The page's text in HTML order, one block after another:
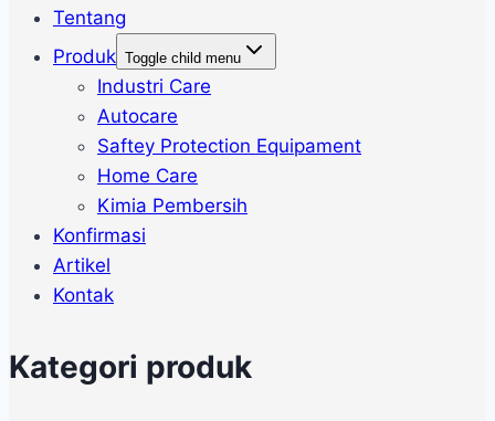
Tentang
Produk Toggle child menu
Industri Care
Autocare
Saftey Protection Equipament
Home Care
Kimia Pembersih
Konfirmasi
Artikel
Kontak
Kategori produk